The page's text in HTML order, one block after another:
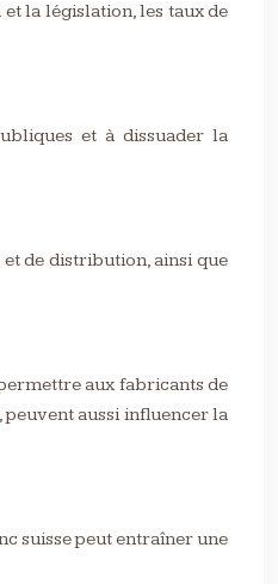
la législation, les taux de
et à dissuader la
de distribution, ainsi que
aux fabricants de
peuvent aussi influencer la
suisse peut entraîner une